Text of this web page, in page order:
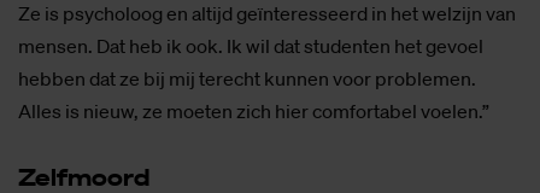
Ze is psycholoog en altijd geïnteresseerd in het welzijn van
mensen. Dat heb ik ook. Ik wil dat studenten het gevoel
hebben dat ze bij mij terecht kunnen voor problemen.
Alles is nieuw, ze moeten zich hier comfortabel voelen.”
Zelf­moord